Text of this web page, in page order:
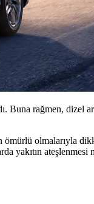
Buna rağmen, dizel
olmalarıyla
yakıtın ateşlenmesi